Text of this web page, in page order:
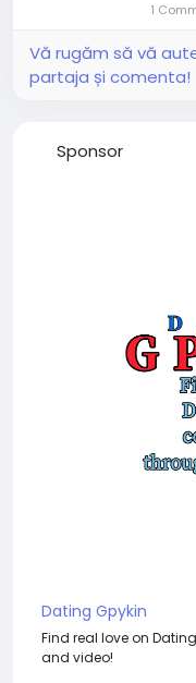
1
Vă rugăm să vă
partaja și comenta!
Sponsor
Dating Gpykin
Find real love on
and video!